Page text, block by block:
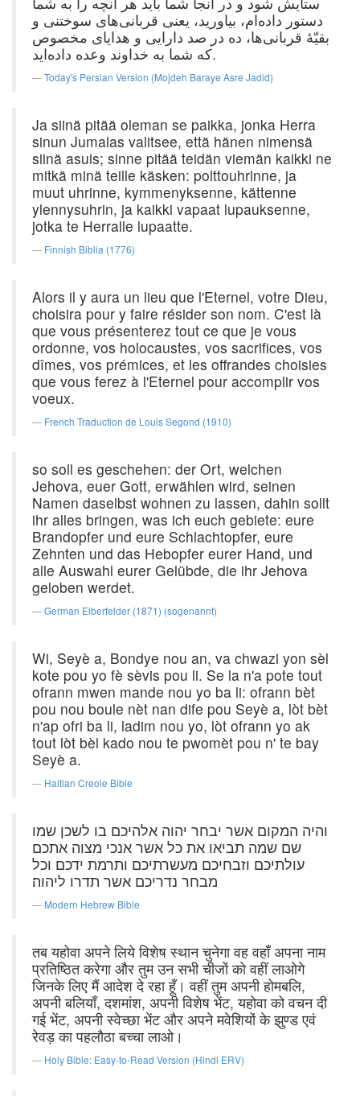
دستور داده‌ام، بیاورید، یعنی قربانی‌های سوختنی و
بقیّهٔ قربانی‌ها، ده در صد دارایی و هدایای مخصوص
که شما به خداوند وعده داده‌اید.
Today's Persian Version (Mojdeh Baraye Asre Jadid)
Ja siinä pitää oleman se paikka, jonka Herra
sinun Jumalas valitsee, että hänen nimensä
siinä asuis; sinne pitää teidän viemän kaikki ne
mitkä minä teille käsken: polttouhrinne, ja
muut uhrinne, kymmenyksenne, kättenne
ylennysuhrin, ja kaikki vapaat lupauksenne,
jotka te Herralle lupaatte.
Finnish Biblia (1776)
Alors il y aura un lieu que l'Eternel, votre Dieu,
choisira pour y faire résider son nom. C'est là
que vous présenterez tout ce que je vous
ordonne, vos holocaustes, vos sacrifices, vos
dîmes, vos prémices, et les offrandes choisies
que vous ferez à l'Eternel pour accomplir vos
voeux.
French Traduction de Louis Segond (1910)
so soll es geschehen: der Ort, welchen
Jehova, euer Gott, erwählen wird, seinen
Namen daselbst wohnen zu lassen, dahin sollt
ihr alles bringen, was ich euch gebiete: eure
Brandopfer und eure Schlachtopfer, eure
Zehnten und das Hebopfer eurer Hand, und
alle Auswahl eurer Gelübde, die ihr Jehova
geloben werdet.
German Elberfelder (1871) (sogenannt)
Wi, Seyè a, Bondye nou an, va chwazi yon sèl
kote pou yo fè sèvis pou li. Se la n'a pote tout
ofrann mwen mande nou yo ba li: ofrann bèt
pou nou boule nèt nan dife pou Seyè a, lòt bèt
n'ap ofri ba li, ladim nou yo, lòt ofrann yo ak
tout lòt bèl kado nou te pwomèt pou n' te bay
Seyè a.
Haitian Creole Bible
והיה המקום אשר יבחר יהוה אלהיכם בו לשכן שמו
שם שמה תביאו את כל אשר אנכי מצוה אתכם
עולתיכם וזבחיכם מעשרתיכם ותרמת ידכם וכל
מבחר נדריכם אשר תדרו ליהוה׃
Modern Hebrew Bible
तब यहोवा अपने लिये विशेष स्थान चुनेगा वह वहाँ अपना नाम
प्रतिष्ठित करेगा और तुम उन सभी चीजों को वहीं लाओगे
जिनके लिए मैं आदेश दे रहा हूँ। वहीं तुम अपनी होमबलि,
अपनी बलियाँ, दशमांश, अपनी विशेष भेंट, यहोवा को वचन दी
गई भेंट, अपनी स्वेच्छा भेंट और अपने मवेशियों के झुण्ड एवं
रेवड़ का पहलौठा बच्चा लाओ।
Holy Bible: Easy-to-Read Version (Hindi ERV)